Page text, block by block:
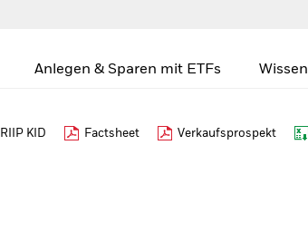
Anlegen & Sparen mit ETFs Wissen
KID Factsheet Verkaufsprospekt